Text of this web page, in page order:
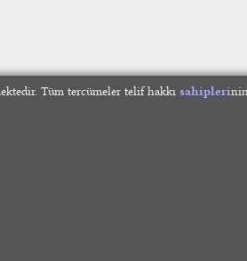
Tüm tercümeler telif hakkı sahipleri